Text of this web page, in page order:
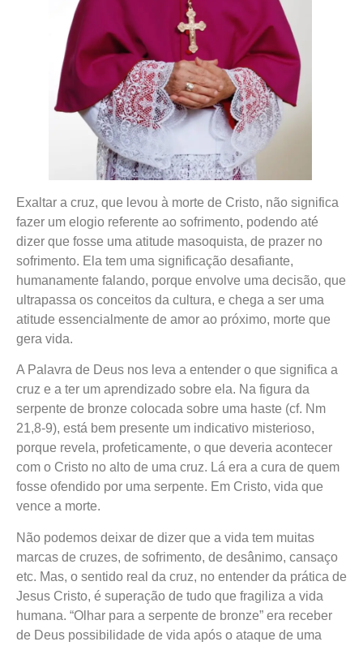
Exaltar a cruz, que levou à morte de Cristo, não significa
fazer um elogio referente ao sofrimento, podendo até
dizer que fosse uma atitude masoquista, de prazer no
sofrimento. Ela tem uma significação desafiante,
humanamente falando, porque envolve uma decisão, que
ultrapassa os conceitos da cultura, e chega a ser uma
atitude essencialmente de amor ao próximo, morte que
gera vida.
A Palavra de Deus nos leva a entender o que significa a
cruz e a ter um aprendizado sobre ela. Na figura da
serpente de bronze colocada sobre uma haste (cf. Nm
21,8-9), está bem presente um indicativo misterioso,
porque revela, profeticamente, o que deveria acontecer
com o Cristo no alto de uma cruz. Lá era a cura de quem
fosse ofendido por uma serpente. Em Cristo, vida que
vence a morte.
Não podemos deixar de dizer que a vida tem muitas
marcas de cruzes, de sofrimento, de desânimo, cansaço
etc. Mas, o sentido real da cruz, no entender da prática de
Jesus Cristo, é superação de tudo que fragiliza a vida
humana. “Olhar para a serpente de bronze” era receber
de Deus possibilidade de vida após o ataque de uma